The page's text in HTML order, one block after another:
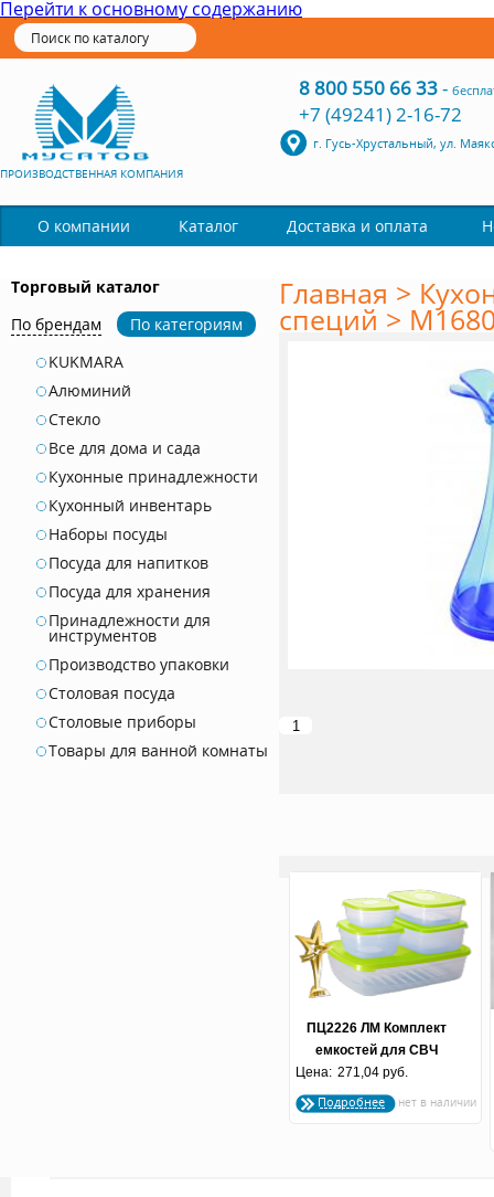
Перейти к основному содержанию
ПРОИЗВОДСТВЕННАЯ КОМПАНИЯ
8 800 550 66 33-
+7 (49241) 2-16-72
г. Гусь-Хрустальный, ул.
О компании Каталог Доставка и оплата
Торговый каталог
По брендам
По категориям
KUKMARA
Алюминий
Стекло
Все для дома и сада
Кухонные принадлежности
Кухонный инвентарь
Наборы посуды
Посуда для напитков
Посуда для хранения
Принадлежности для
инструментов
Производство упаковки
Столовая посуда
Столовые приборы
Товары для ванной комнаты
Главная >
специй >
ПЦ2226 ЛМ Комплект
емкостей для СВЧ
"Galaxy" лайм
Цена: 271,04 руб.
Подробнее